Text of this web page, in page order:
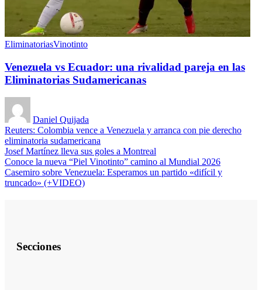
EliminatoriasVinotinto
Venezuela vs Ecuador: una rivalidad pareja en las
Eliminatorias Sudamericanas
Daniel Quijada
Reuters: Colombia vence a Venezuela y arranca con pie derecho
eliminatoria sudamericana
Josef Martínez lleva sus goles a Montreal
Conoce la nueva “Piel Vinotinto” camino al Mundial 2026
Casemiro sobre Venezuela: Esperamos un partido «difícil y
truncado» (+VIDEO)
Secciones